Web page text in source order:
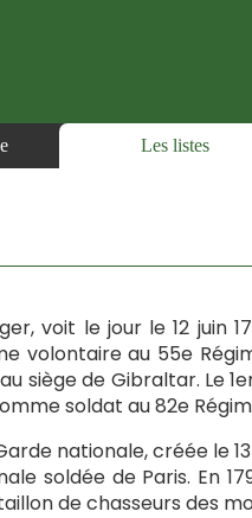
Les listes
voit le jour le 12 juin
volontaire au 55e
siège de Gibraltar. Le
soldat au 82e
nationale, créée le
soldée de Paris. En
de chasseurs des